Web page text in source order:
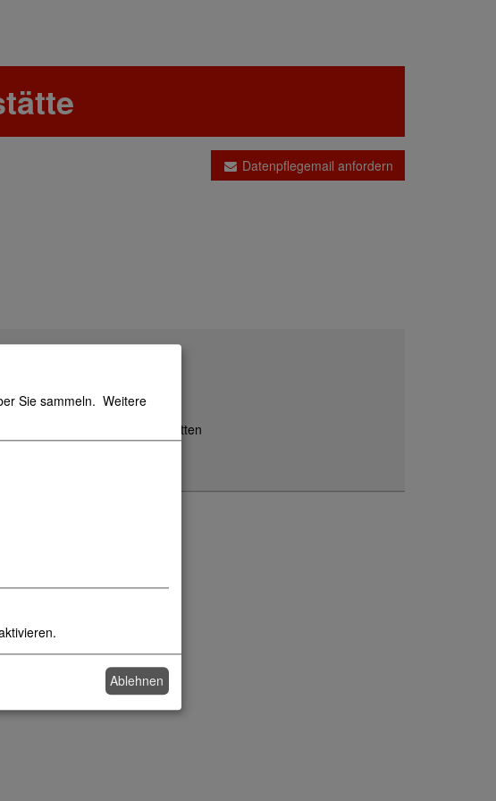
Datenpflegemail anfordern
Seniorenfreizeitstätten
Sie sammeln. Weitere
Ablehnen